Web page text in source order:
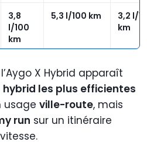
3,8
l/100
km
5,3 l/100 km
3,2 l/
km
4,1
l/100
km
5,7 l/100 km
3,2 l/
km
X Hybrid apparaît
hybrid les plus efficientes
usage ville-route, mais
run sur un itinéraire